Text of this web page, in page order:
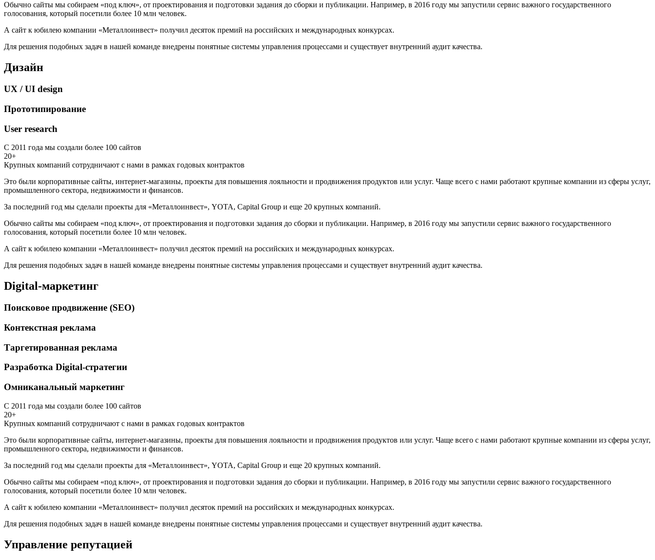
Обычно сайты мы собираем «под ключ», от проектирования и подготовки задания до сборки и публикации. Например, в 2016 году мы запустили сервис важного государственного
голосования, который посетили более 10 млн человек.
А сайт к юбилею компании «Металлоинвест» получил десяток премий на российских и международных конкурсах.
Для решения подобных задач в нашей команде внедрены понятные системы управления процессами и существует внутренний аудит качества.
Дизайн
UX / UI design
Прототипирование
User research
С 2011 года мы создали более 100 сайтов
20+
Крупных компаний сотрудничают с нами в рамках годовых контрактов
Это были корпоративные сайты, интернет-магазины, проекты для повышения лояльности и продвижения продуктов или услуг. Чаще всего с нами работают крупные компании из сферы услуг,
промышленного сектора, недвижимости и финансов.
За последний год мы сделали проекты для «Металлоинвест», YOTA, Capital Group и еще 20 крупных компаний.
Обычно сайты мы собираем «под ключ», от проектирования и подготовки задания до сборки и публикации. Например, в 2016 году мы запустили сервис важного государственного
голосования, который посетили более 10 млн человек.
А сайт к юбилею компании «Металлоинвест» получил десяток премий на российских и международных конкурсах.
Для решения подобных задач в нашей команде внедрены понятные системы управления процессами и существует внутренний аудит качества.
Digital-маркетинг
Поисковое продвижение (SEO)
Контекстная реклама
Таргетированная реклама
Разработка Digital-стратегии
Омниканальный маркетинг
С 2011 года мы создали более 100 сайтов
20+
Крупных компаний сотрудничают с нами в рамках годовых контрактов
Это были корпоративные сайты, интернет-магазины, проекты для повышения лояльности и продвижения продуктов или услуг. Чаще всего с нами работают крупные компании из сферы услуг,
промышленного сектора, недвижимости и финансов.
За последний год мы сделали проекты для «Металлоинвест», YOTA, Capital Group и еще 20 крупных компаний.
Обычно сайты мы собираем «под ключ», от проектирования и подготовки задания до сборки и публикации. Например, в 2016 году мы запустили сервис важного государственного
голосования, который посетили более 10 млн человек.
А сайт к юбилею компании «Металлоинвест» получил десяток премий на российских и международных конкурсах.
Для решения подобных задач в нашей команде внедрены понятные системы управления процессами и существует внутренний аудит качества.
Управление репутацией